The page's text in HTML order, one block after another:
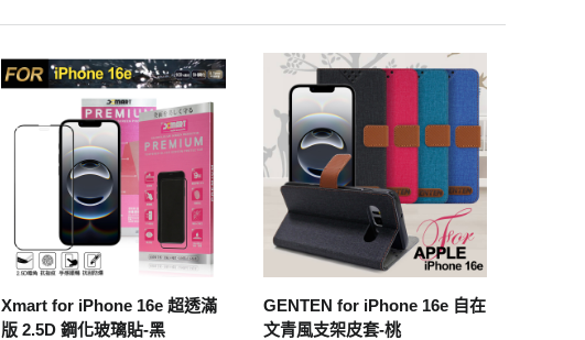
Xmart for iPhone 16e 超透滿
版 2.5D 鋼化玻璃貼-黑
GENTEN for iPhone 16e 自在
文青風支架皮套-桃